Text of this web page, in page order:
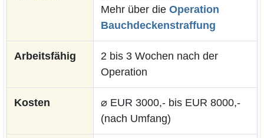
Mehr über die Operation
Bauchdeckenstraffung
Arbeitsfähig
2 bis 3 Wochen nach der
Operation
Kosten
⌀ EUR 3000,- bis EUR 8000,-
(nach Umfang)